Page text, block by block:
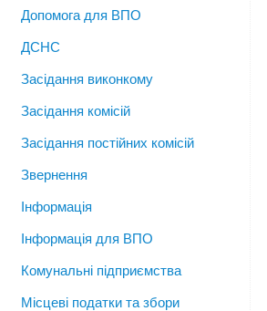
Допомога для ВПО
ДСНС
Засідання виконкому
Засідання комісій
Засідання постійних комісій
Звернення
Інформація
Інформація для ВПО
Комунальні підприємства
Місцеві податки та збори